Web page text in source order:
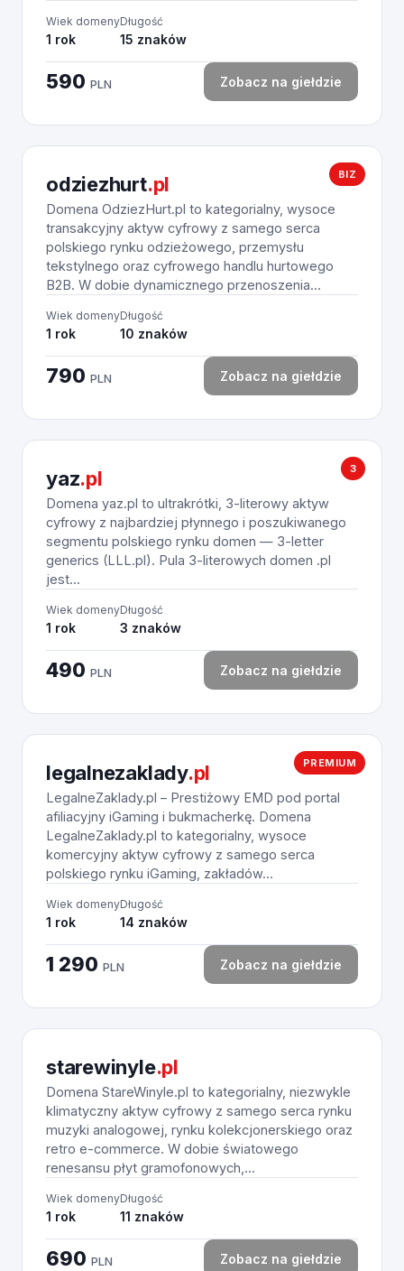
Wiek domeny
1 rok
Długość
15 znaków
590 PLN Zobacz na giełdzie
BIZ
odziezhurt.pl
Domena OdziezHurt.pl to kategorialny, wysoce
transakcyjny aktyw cyfrowy z samego serca
polskiego rynku odzieżowego, przemysłu
tekstylnego oraz cyfrowego handlu hurtowego
B2B. W dobie dynamicznego przenoszenia...
Wiek domeny
1 rok
Długość
10 znaków
790 PLN Zobacz na giełdzie
3
yaz.pl
Domena yaz.pl to ultrakrótki, 3-literowy aktyw
cyfrowy z najbardziej płynnego i poszukiwanego
segmentu polskiego rynku domen — 3-letter
generics (LLL.pl). Pula 3-literowych domen .pl
jest...
Wiek domeny
1 rok
Długość
3 znaków
490 PLN Zobacz na giełdzie
PREMIUM
legalnezaklady.pl
LegalneZaklady.pl – Prestiżowy EMD pod portal
afiliacyjny iGaming i bukmacherkę. Domena
LegalneZaklady.pl to kategorialny, wysoce
komercyjny aktyw cyfrowy z samego serca
polskiego rynku iGaming, zakładów...
Wiek domeny
1 rok
Długość
14 znaków
1 290 PLN Zobacz na giełdzie
starewinyle.pl
Domena StareWinyle.pl to kategorialny, niezwykle
klimatyczny aktyw cyfrowy z samego serca rynku
muzyki analogowej, rynku kolekcjonerskiego oraz
retro e-commerce. W dobie światowego
renesansu płyt gramofonowych,...
Wiek domeny
1 rok
Długość
11 znaków
690 PLN Zobacz na giełdzie